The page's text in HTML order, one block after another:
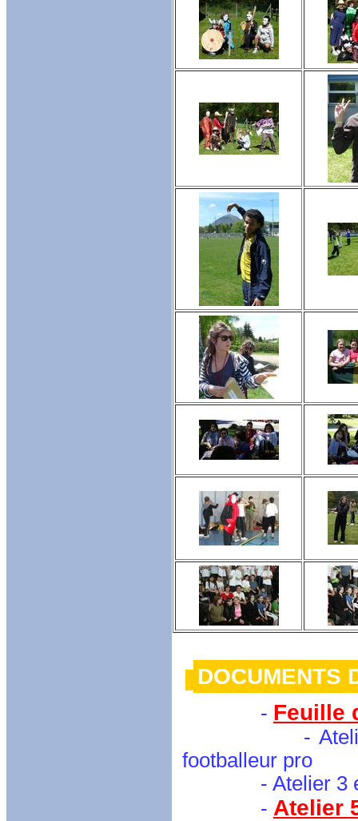
DOCUMENTS
- Feuille
- Atelier 1 et
footballeur pro
- Atelier 3 et 4
- Atelier